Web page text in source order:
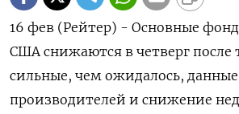
16 фев (Рейтер) - Основные
США снижаются в четверг после
сильные, чем ожидалось, данные
производителей и снижение